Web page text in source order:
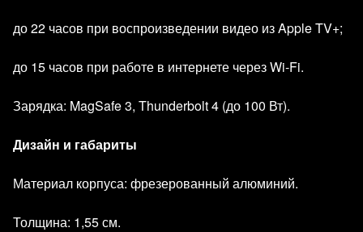
до 22 часов при воспроизведении видео из Apple TV+;
до 15 часов при работе в интернете через Wi‑Fi.
Зарядка: MagSafe 3, Thunderbolt 4 (до 100 Вт).
Дизайн и габариты
Материал корпуса: фрезерованный алюминий.
Толщина: 1,55 см.